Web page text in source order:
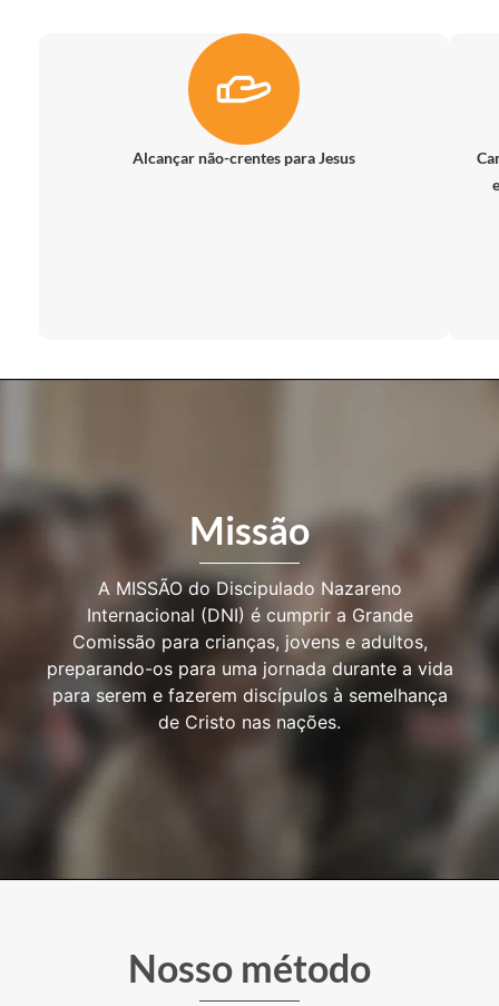
Alcançar não-crentes para Jesus
Missão
A MISSÃO do Discipulado Nazareno
Internacional (DNI) é cumprir a Grande
Comissão para crianças, jovens e adultos,
preparando-os para uma jornada durante a vida
para serem e fazerem discípulos à semelhança
de Cristo nas nações.
Nosso método